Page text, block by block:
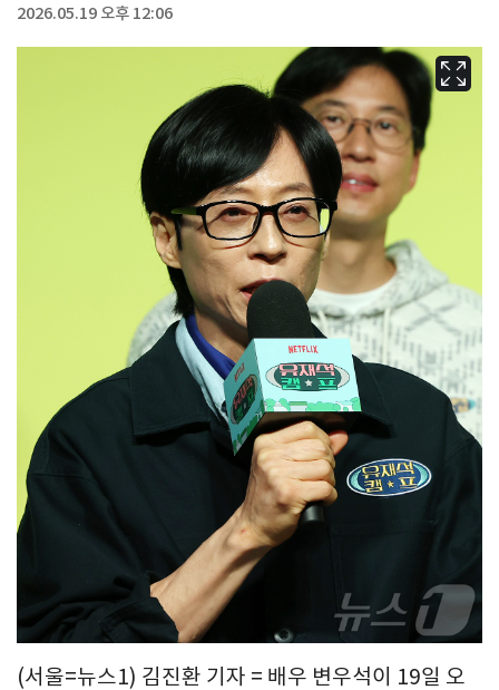
2026.05.19 오후 12:06
(서울=뉴스1) 김진환 기자 = 배우 변우석이 19일 오